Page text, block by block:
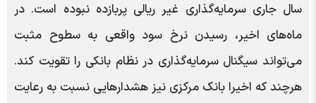
سال جاری سرمایه‌گذاری غیر ریالی پربازده نبوده است. در
ماه‌های اخیر، رسیدن نرخ سود واقعی به سطوح مثبت
می‌تواند سیگنال سرمایه‌گذاری در نظام بانکی را تقویت کند.
هرچند که اخیرا بانک مرکزی نیز هشدارهایی نسبت به رعایت